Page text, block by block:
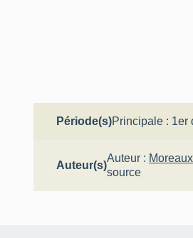
Période(s)Principale : 1er
Auteur(s)
Auteur :
source